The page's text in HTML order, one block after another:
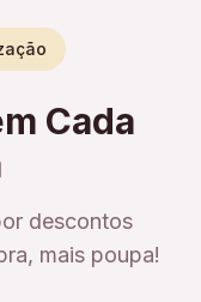
Cada
descontos
mais poupa!